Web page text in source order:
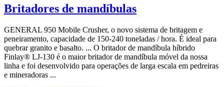
Britadores de mandíbulas
GENERAL 950 Mobile Crusher, o novo sistema de britagem e
peneiramento, capacidade de 150-240 toneladas / hora. É ideal para
quebrar granito e basalto. ... O britador de mandíbula híbrido
Finlay® LJ-130 é o maior britador de mandíbula móvel da nossa
linha e foi desenvolvido para operações de larga escala em pedreiras
e mineradoras ...